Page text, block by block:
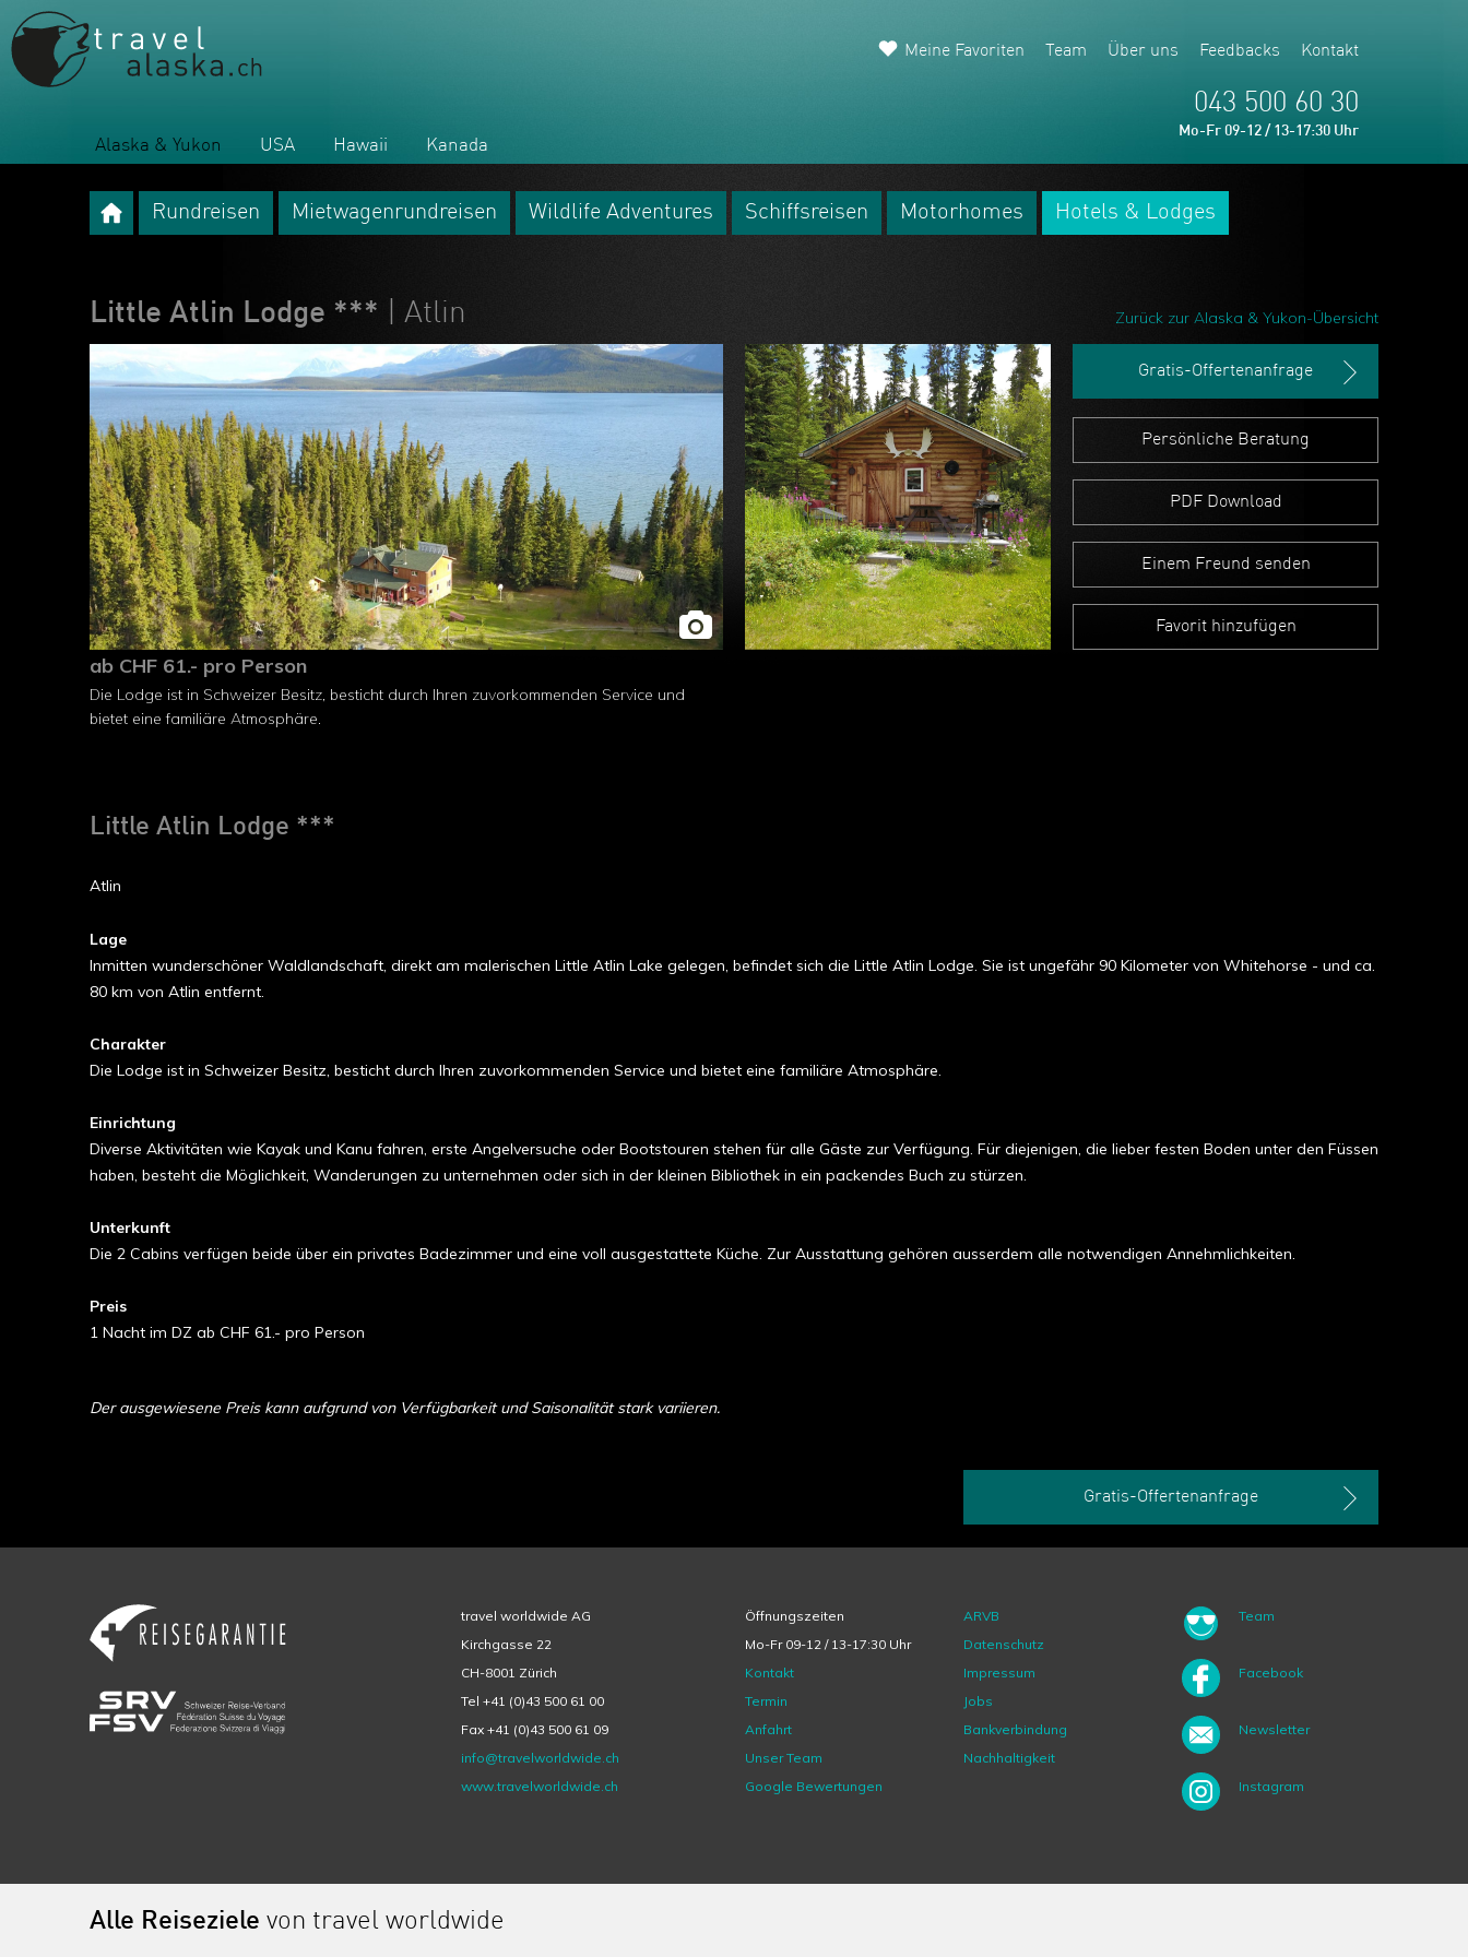
Alaska & Yukon USA Hawaii Kanada
Meine Favoriten Team Über uns Feedbacks Kontakt
043 500 60 30
Mo-Fr 09-12 / 13-17:30 Uhr
Rundreisen Mietwagenrundreisen Wildlife Adventures Schiffsreisen Motorhomes Hotels & Lodges
Zurück zur Alaska & Yukon-Übersicht
Little Atlin Lodge *** | Atlin
Gratis-Offertenanfrage
Persönliche Beratung
PDF Download
Einem Freund senden
Favorit hinzufügen
ab CHF 61.- pro Person
Die Lodge ist in Schweizer Besitz, besticht durch Ihren zuvorkommenden Service und
bietet eine familiäre Atmosphäre.
Little Atlin Lodge ***
Atlin
Lage
Inmitten wunderschöner Waldlandschaft, direkt am malerischen Little Atlin Lake gelegen, befindet sich die Little Atlin Lodge. Sie ist ungefähr 90 Kilometer von Whitehorse - und ca.
80 km von Atlin entfernt.
Charakter
Die Lodge ist in Schweizer Besitz, besticht durch Ihren zuvorkommenden Service und bietet eine familiäre Atmosphäre.
Einrichtung
Diverse Aktivitäten wie Kayak und Kanu fahren, erste Angelversuche oder Bootstouren stehen für alle Gäste zur Verfügung. Für diejenigen, die lieber festen Boden unter den Füssen
haben, besteht die Möglichkeit, Wanderungen zu unternehmen oder sich in der kleinen Bibliothek in ein packendes Buch zu stürzen.
Unterkunft
Die 2 Cabins verfügen beide über ein privates Badezimmer und eine voll ausgestattete Küche. Zur Ausstattung gehören ausserdem alle notwendigen Annehmlichkeiten.
Preis
1 Nacht im DZ ab CHF 61.- pro Person
Der ausgewiesene Preis kann aufgrund von Verfügbarkeit und Saisonalität stark variieren.
Gratis-Offertenanfrage
travel worldwide AG
Kirchgasse 22
CH-8001 Zürich
Tel +41 (0)43 500 61 00
Fax +41 (0)43 500 61 09
info@travelworldwide.ch
www.travelworldwide.ch
Öffnungszeiten
Mo-Fr 09-12 / 13-17:30 Uhr
Kontakt
Termin
Anfahrt
Unser Team
Google Bewertungen
ARVB
Datenschutz
Impressum
Jobs
Bankverbindung
Nachhaltigkeit
Team
Facebook
Newsletter
Instagram
Alle Reiseziele von travel worldwide